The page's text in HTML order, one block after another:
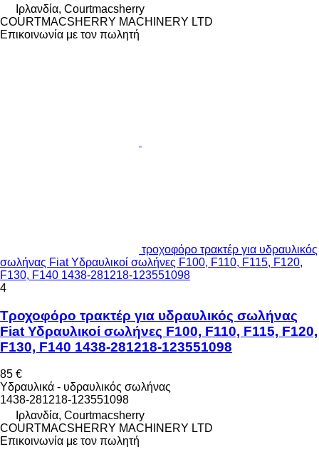
Ιρλανδία, Courtmacsherry
COURTMACSHERRY MACHINERY LTD
Επικοινωνία με τον πωλητή
τροχοφόρο τρακτέρ για υδραυλικός
σωλήνας Fiat Υδραυλικοί σωλήνες F100, F110, F115, F120,
F130, F140 1438-281218-123551098
4
Τροχοφόρο τρακτέρ για υδραυλικός σωλήνας
Fiat Υδραυλικοί σωλήνες F100, F110, F115, F120,
F130, F140 1438-281218-123551098
85 €
Υδραυλικά - υδραυλικός σωλήνας
1438-281218-123551098
Ιρλανδία, Courtmacsherry
COURTMACSHERRY MACHINERY LTD
Επικοινωνία με τον πωλητή